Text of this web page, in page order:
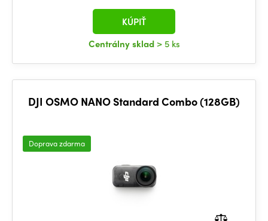
Centrálny sklad > 5 ks
KÚPIŤ
DJI OSMO NANO Standard Combo (128GB)
Doprava zdarma